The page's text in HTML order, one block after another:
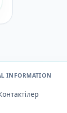
INFORMATION